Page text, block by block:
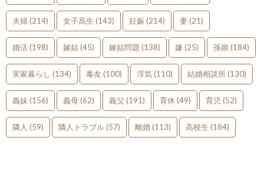
夫婦(214) 女子高生 (143) 妊娠(214) 妻(21)
婚活(198) 嫁姑(45) 嫁姑問題 (138) 嫌 (25) 孫娘 (184)
実家暮らし (134) 毒友(100) 浮気(110) 結婚相談所(130)
義妹 (156) 義母(62) 義父 (191) 育休 (49) 育児 (52)
隣人 (59) 隣人トラブル(57) 離婚(113) 高校生 (184)